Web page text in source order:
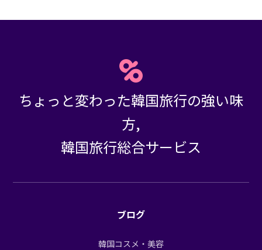
ちょっと変わった韓国旅行の強い味
方,
韓国旅行総合サービス
ブログ
韓国コスメ・美容